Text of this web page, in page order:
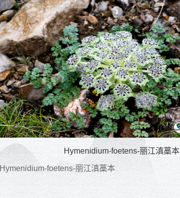
Hymenidium-foetens-丽江滇藁本
Hymenidium-foetens-丽江滇藁本